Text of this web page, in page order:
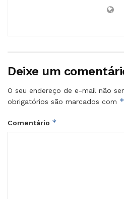
Deixe um
O seu endereço de e-mail não
obrigatórios são marcados com *
Comentário *